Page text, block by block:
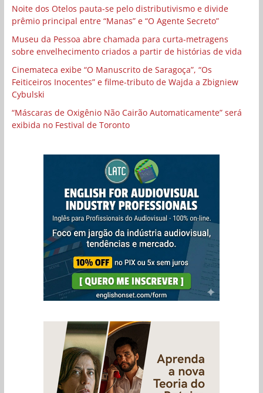
Noite dos Otelos pauta-se pelo distributivismo e divide
prêmio principal entre “Manas” e “O Agente Secreto”
Museu da Pessoa abre chamada para curta-metragens
sobre envelhecimento criados a partir de histórias de vida
Cinemateca exibe “O Manuscrito de Saragoça”, “Os
Feiticeiros Inocentes” e filme-tributo de Wajda a Zbigniew
Cybulski
“Máscaras de Oxigênio Não Cairão Automaticamente” será
exibida no Festival de Toronto